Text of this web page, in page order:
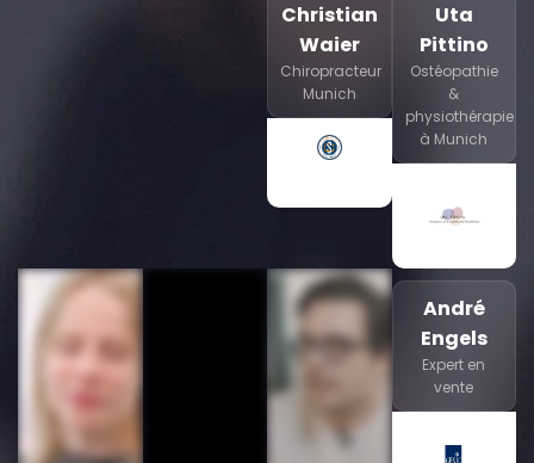
Christian
Waier
Chiropracteur
Munich
Uta
Pittino
Ostéopathie
&
physiothérapie
à Munich
André
Engels
Expert en
vente